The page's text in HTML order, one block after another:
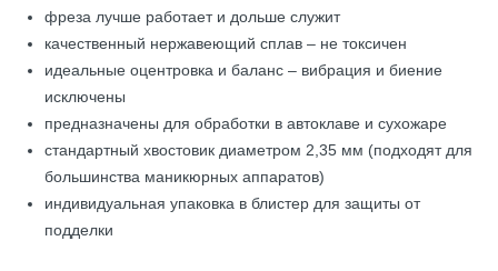
фреза лучше работает и дольше служит
качественный нержавеющий сплав – не токсичен
идеальные оцентровка и баланс – вибрация и биение
исключены
предназначены для обработки в автоклаве и сухожаре
стандартный хвостовик диаметром 2,35 мм (подходят для
большинства маникюрных аппаратов)
индивидуальная упаковка в блистер для защиты от
подделки